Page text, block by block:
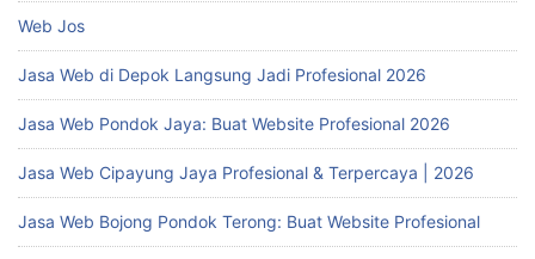
Web Jos
Jasa Web di Depok Langsung Jadi Profesional 2026
Jasa Web Pondok Jaya: Buat Website Profesional 2026
Jasa Web Cipayung Jaya Profesional & Terpercaya | 2026
Jasa Web Bojong Pondok Terong: Buat Website Profesional